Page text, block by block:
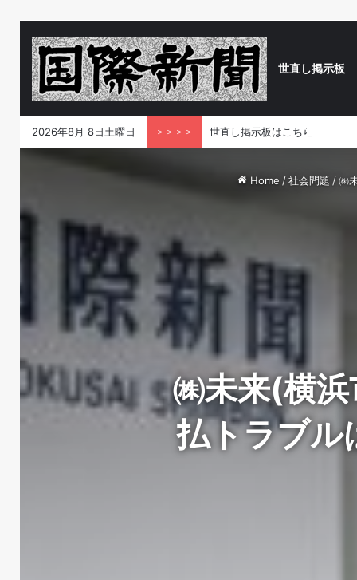
世直し掲示板
2026年8月 8日土曜日 ＞＞＞＞ 世直し掲示板はこちら！あなた
Home / 社会問題 / ㈱
㈱未来(横
払トラブル